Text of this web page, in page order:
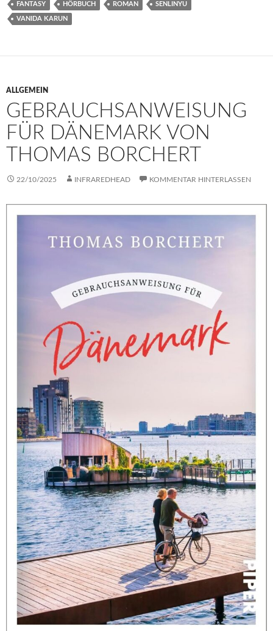
FANTASY HÖRBUCH ROMAN SENLINYU
VANIDA KARUN
ALLGEMEIN
GEBRAUCHSANWEISUNG
FÜR DÄNEMARK VON
THOMAS BORCHERT
22/10/2025 INFRAREDHEAD KOMMENTAR HINTERLASSEN